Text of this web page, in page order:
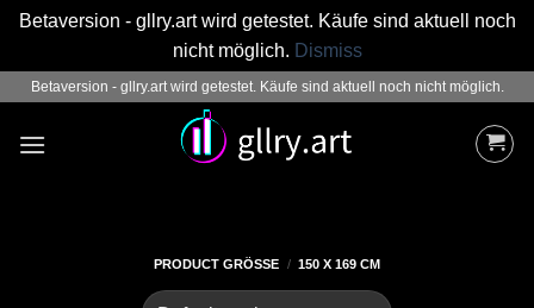
Betaversion - gllry.art wird getestet. Käufe sind aktuell noch
nicht möglich. Dismiss
Zum
springen
Betaversion - gllry.art wird getestet. Käufe sind aktuell noch nicht möglich.
PRODUCT GRÖSSE / 150 X 169 CM